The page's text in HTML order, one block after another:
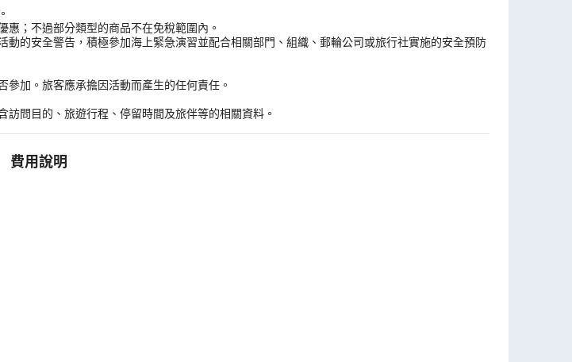
；不過部分類型的商品不在免稅範圍內。
的安全警告，積極參加海上緊急演習並配合相關部門、組織、郵輪公司或旅行社實施的安全預防
加。旅客應承擔因活動而產生的任何責任。
問目的、旅遊行程、停留時間及旅伴等的相關資料。
費用說明